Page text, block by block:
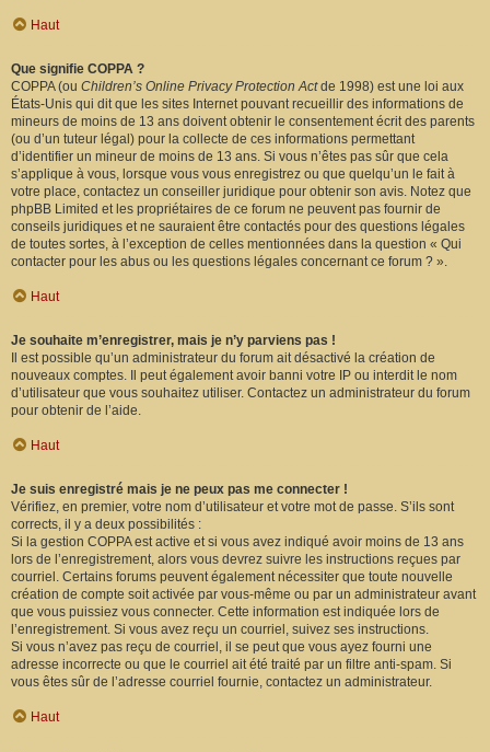
Haut
Que signifie COPPA ?
COPPA (ou Children’s Online Privacy Protection Actde 1998) est une loi aux
États-Unis qui dit que les sites Internet pouvant recueillir des informations de
mineurs de moins de 13 ans doivent obtenir le consentement écrit des parents
(ou d’un tuteur légal) pour la collecte de ces informations permettant
d’identifier un mineur de moins de 13 ans. Si vous n’êtes pas sûr que cela
s’applique à vous, lorsque vous vous enregistrez ou que quelqu’un le fait à
votre place, contactez un conseiller juridique pour obtenir son avis. Notez que
phpBB Limited et les propriétaires de ce forum ne peuvent pas fournir de
conseils juridiques et ne sauraient être contactés pour des questions légales
de toutes sortes, à l’exception de celles mentionnées dans la question « Qui
contacter pour les abus ou les questions légales concernant ce forum ? ».
Haut
Je souhaite m’enregistrer, mais je n’y parviens pas !
Il est possible qu’un administrateur du forum ait désactivé la création de
nouveaux comptes. Il peut également avoir banni votre IP ou interdit le nom
d’utilisateur que vous souhaitez utiliser. Contactez un administrateur du forum
pour obtenir de l’aide.
Haut
Je suis enregistré mais je ne peux pas me connecter !
Vérifiez, en premier, votre nom d’utilisateur et votre mot de passe. S’ils sont
corrects, il y a deux possibilités :
Si la gestion COPPA est active et si vous avez indiqué avoir moins de 13 ans
lors de l’enregistrement, alors vous devrez suivre les instructions reçues par
courriel. Certains forums peuvent également nécessiter que toute nouvelle
création de compte soit activée par vous-même ou par un administrateur avant
que vous puissiez vous connecter. Cette information est indiquée lors de
l’enregistrement. Si vous avez reçu un courriel, suivez ses instructions.
Si vous n’avez pas reçu de courriel, il se peut que vous ayez fourni une
adresse incorrecte ou que le courriel ait été traité par un filtre anti-spam. Si
vous êtes sûr de l’adresse courriel fournie, contactez un administrateur.
Haut